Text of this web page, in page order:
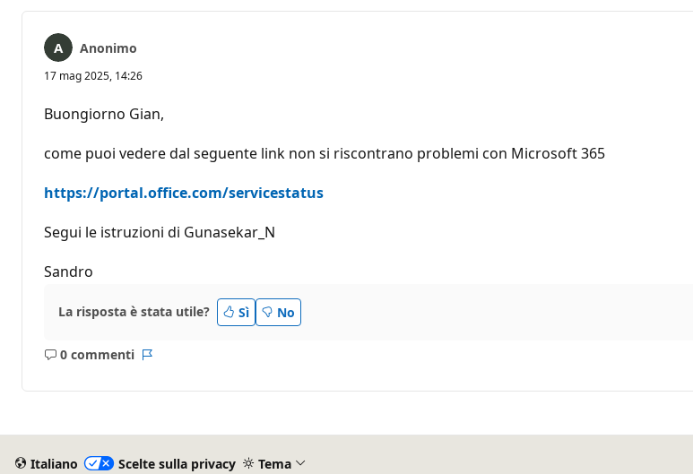
Anonimo
17 mag 2025, 14:26
Buongiorno Gian,
come puoi vedere dal seguente link non si riscontrano problemi con Microsoft 365
https://portal.office.com/servicestatus
Segui le istruzioni di Gunasekar_N
Sandro
La risposta è stata utile? Sì No
0 commenti
Nessun
Italiano Scelte sulla privacy Tema